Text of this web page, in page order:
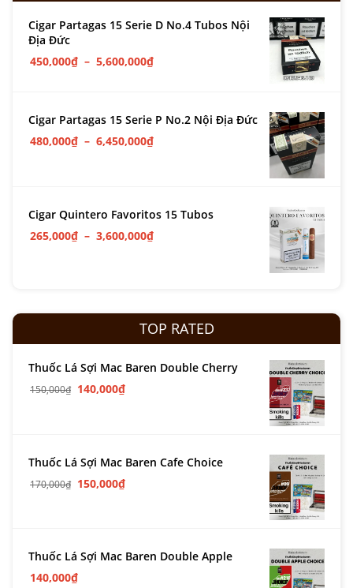
Cigar Partagas 15 Serie D No.4 Tubos Nội
Địa Đức
450,000₫ – 5,600,000₫
Cigar Partagas 15 Serie P No.2 Nội Địa Đức
480,000₫ – 6,450,000₫
Cigar Quintero Favoritos 15 Tubos
265,000₫ – 3,600,000₫
TOP RATED
Thuốc Lá Sợi Mac Baren Double Cherry
150,000₫ 140,000₫
Thuốc Lá Sợi Mac Baren Cafe Choice
170,000₫ 150,000₫
Thuốc Lá Sợi Mac Baren Double Apple
140,000₫